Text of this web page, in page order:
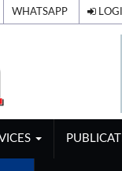
WHATSAPP